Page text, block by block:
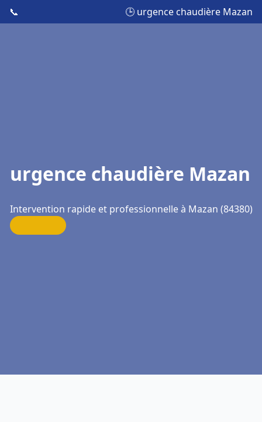
📞 🕒 urgence chaudière Mazan
urgence chaudière Mazan
Intervention rapide et professionnelle à Mazan (84380)